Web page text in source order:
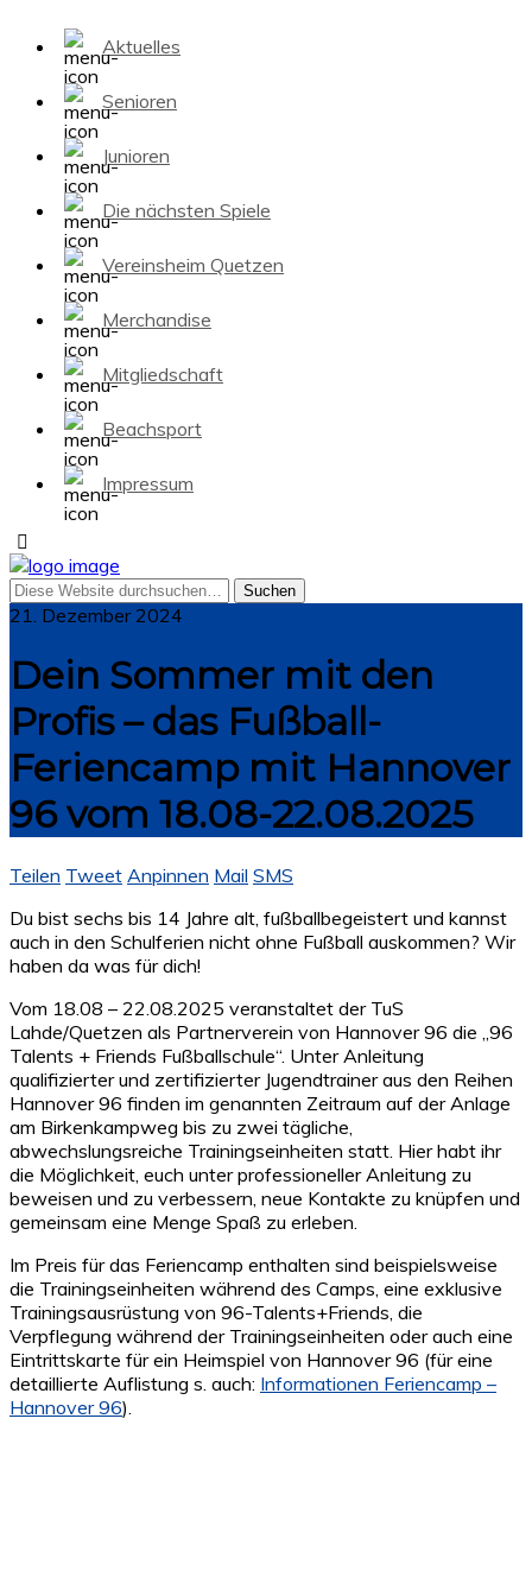
Aktuelles
Senioren
Junioren
Die nächsten Spiele
Vereinsheim Quetzen
Merchandise
Mitgliedschaft
Beachsport
Impressum
21. Dezember 2024
Dein Sommer mit den
Profis – das Fußball-
Feriencamp mit Hannover
96 vom 18.08-22.08.2025
Teilen Tweet Anpinnen Mail SMS
Du bist sechs bis 14 Jahre alt, fußballbegeistert und kannst
auch in den Schulferien nicht ohne Fußball auskommen? Wir
haben da was für dich!
Vom 18.08 – 22.08.2025 veranstaltet der TuS
Lahde/Quetzen als Partnerverein von Hannover 96 die „96
Talents + Friends Fußballschule“. Unter Anleitung
qualifizierter und zertifizierter Jugendtrainer aus den Reihen
Hannover 96 finden im genannten Zeitraum auf der Anlage
am Birkenkampweg bis zu zwei tägliche,
abwechslungsreiche Trainingseinheiten statt. Hier habt ihr
die Möglichkeit, euch unter professioneller Anleitung zu
beweisen und zu verbessern, neue Kontakte zu knüpfen und
gemeinsam eine Menge Spaß zu erleben.
Im Preis für das Feriencamp enthalten sind beispielsweise
die Trainingseinheiten während des Camps, eine exklusive
Trainingsausrüstung von 96-Talents+Friends, die
Verpflegung während der Trainingseinheiten oder auch eine
Eintrittskarte für ein Heimspiel von Hannover 96 (für eine
detaillierte Auflistung s. auch: Informationen Feriencamp –
Hannover 96).